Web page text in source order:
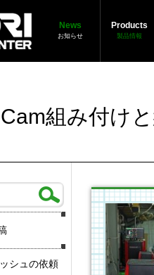
News
お知らせ
Products
製品情報
組み付け
シュの依頼